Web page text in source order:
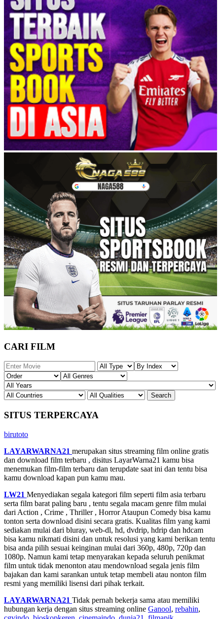
CARI FILM
SITUS TERPERCAYA
birutoto
LAYARWARNA21 merupakan situs streaming film online gratis
dan download film terbaru , disitus LayarWarna21 kamu bisa
menemukan film-film terbaru dan terupdate saat ini dan tentu bisa
kamu download kapan pun kamu mau.
LW21 Menyediakan segala kategori film seperti film asia terbaru
serta film barat paling baru , tentu segala macam genre film mulai
dari Action , Crime , Thriller , Horror Ataupun Comedy bisa kamu
tonton serta download disini secara gratis. Kualitas film yang kami
sediakan mulai dari bluray, web-dl, hd, dvdrip, hdrip dan hdcam
bisa kamu nikmati disini dan untuk resolusi yang kami berikan tentu
bisa anda pilih sesuai keinginan mulai dari 360p, 480p, 720p dan
1080p. Namun kami tetap menyarakan kepada seluruh penikmat
film untuk tidak menonton atau mendownload segala jenis film
bajakan dan kami sarankan untuk tetap membeli atau nonton film
resmi yang memiliki lisensi dari pihak terkait.
LAYARWARNA21 Tidak pernah bekerja sama atau memiliki
hubungan kerja dengan situs streaming online Ganool, rebahin,